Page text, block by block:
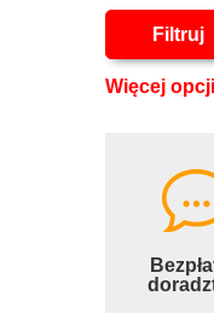
Filtruj
Więcej